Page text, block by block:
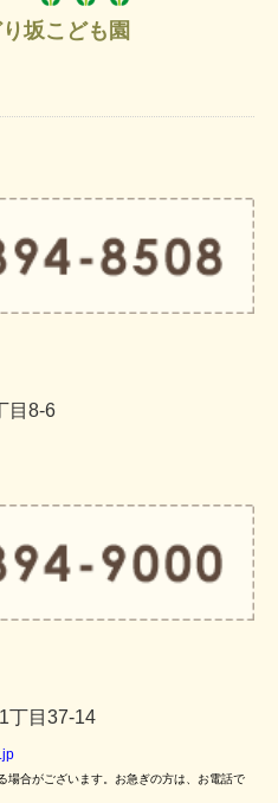
目8-6
丁目37-14
合がございます。お急ぎの方は、お電話で
坂こども園